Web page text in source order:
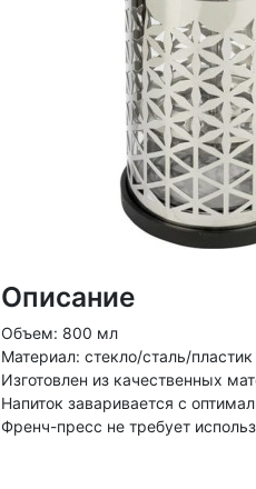
Описание
Объем: 800 мл
Материал: стекло/сталь/пластик
Изготовлен из качественных
Напиток заваривается с
Френч-пресс не требует